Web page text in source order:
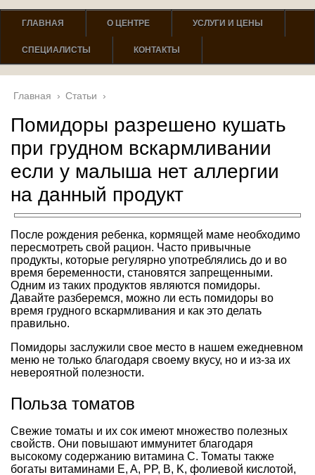
ГЛАВНАЯ О ЦЕНТРЕ УСЛУГИ И ЦЕНЫ
СПЕЦИАЛИСТЫ КОНТАКТЫ
Главная › Статьи ›
Помидоры разрешено кушать
при грудном вскармливании
если у малыша нет аллергии
на данный продукт
После рождения ребенка, кормящей маме необходимо
пересмотреть свой рацион. Часто привычные
продукты, которые регулярно употреблялись до и во
время беременности, становятся запрещенными.
Одним из таких продуктов являются помидоры.
Давайте разберемся, можно ли есть помидоры во
время грудного вскармливания и как это делать
правильно.
Помидоры заслужили свое место в нашем ежедневном
меню не только благодаря своему вкусу, но и из-за их
невероятной полезности.
Польза томатов
Свежие томаты и их сок имеют множество полезных
свойств. Они повышают иммунитет благодаря
высокому содержанию витамина C. Томаты также
богаты витаминами E, A, PP, B, K, фолиевой кислотой,